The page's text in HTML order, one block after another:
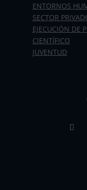
ENTORNOS
SECTOR
EJECUCIÓN DE
CIENTÍFICO
JUVENTUD